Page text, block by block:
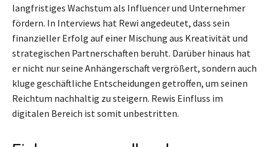
langfristiges Wachstum als Influencer und Unternehmer
fördern. In Interviews hat Rewi angedeutet, dass sein
finanzieller Erfolg auf einer Mischung aus Kreativität und
strategischen Partnerschaften beruht. Darüber hinaus hat
er nicht nur seine Anhängerschaft vergrößert, sondern auch
kluge geschäftliche Entscheidungen getroffen, um seinen
Reichtum nachhaltig zu steigern. Rewis Einfluss im
digitalen Bereich ist somit unbestritten.